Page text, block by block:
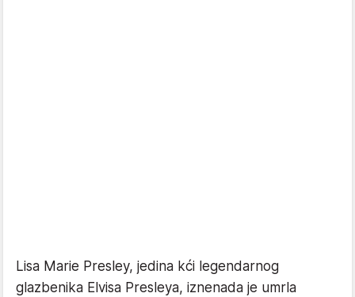
Lisa Marie Presley, jedina kći legendarnog
glazbenika Elvisa Presleya, iznenada je umrla